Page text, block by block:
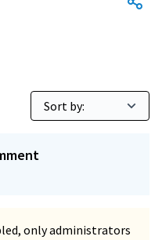
only administrators